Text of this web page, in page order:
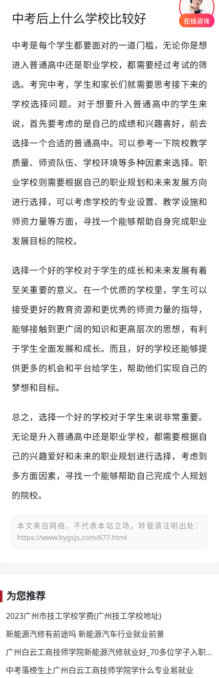
中考后上什么学校比较好
中考是每个学生都要面对的一道门槛，无论你是想
进入普通高中还是职业学校，都需要经过考试的筛
选。考完中考，学生和家长们就需要思考接下来的
学校选择问题。对于想要升入普通高中的学生来
说，首先要考虑的是自己的成绩和兴趣喜好，前去
选择一个合适的普通高中。可以参考一下院校教学
质量、师资队伍、学校环境等多种因素来选择。职
业学校则需要根据自己的职业规划和未来发展方向
进行选择，可以考虑学校的专业设置、教学设施和
师资力量等方面，寻找一个能够帮助自身完成职业
发展目标的院校。
选择一个好的学校对于学生的成长和未来发展有着
至关重要的意义。在一个优质的学校里，学生可以
接受更好的教育资源和更优秀的师资力量的指导，
能够接触到更广阔的知识和更高层次的思想，有利
于学生全面发展和成长。而且，好的学校还能够提
供更多的机会和平台给学生，帮助他们实现自己的
梦想和目标。
总之，选择一个好的学校对于学生来说非常重要。
无论是升入普通高中还是职业学校，都需要根据自
己的兴趣爱好和未来的职业规划进行选择，考虑到
多方面因素，寻找一个能够帮助自己完成个人规划
的院校。
本文来自网络，不代表本站立场。转载请注明出处：
https://www.bygsjs.com/677.html
为您推荐
2023广州市技工学校学费(广州技工学校地址)
新能源汽修有前途吗 新能源汽车行业就业前景
广州白云工商技师学院新能源汽修就业好_70多位学子入职名企
中考落榜生上广州白云工商技师学院学什么专业易就业